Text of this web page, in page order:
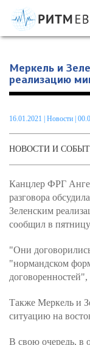
Информационно-
проблемам интеграции
Меркель и
реализацию
16.01.2021 Новости |
НОВОСТИ И
Канцлер ФРГ
разговора
Зеленским
сообщил в
"Они
"нормандском
Также Меркель и
ситуацию на
В свою очередь, в